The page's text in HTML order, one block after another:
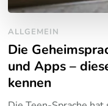
ALLGEMEIN
Die
und Apps –
kennen